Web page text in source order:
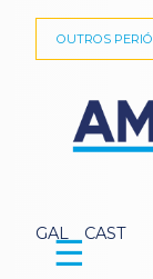
GAL CAST
OUTROS
☰